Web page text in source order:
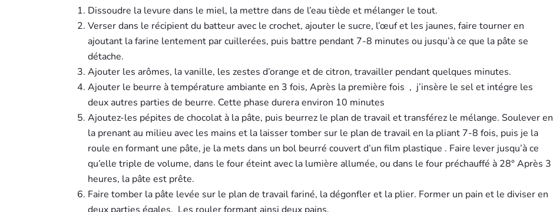
Dissoudre la levure dans le miel, la mettre dans de l’eau tiède et mélanger le tout.
Verser dans le récipient du batteur avec le crochet, ajouter le sucre, l’œuf et les jaunes, faire tourner en
ajoutant la farine lentement par cuillerées, puis battre pendant 7-8 minutes ou jusqu’à ce que la pâte se
détache.
Ajouter les arômes, la vanille, les zestes d’orange et de citron, travailler pendant quelques minutes.
Ajouter le beurre à température ambiante en 3 fois, Après la première fois , j’insère le sel et intégre les
deux autres parties de beurre. Cette phase durera environ 10 minutes
Ajoutez-les pépites de chocolat à la pâte, puis beurrez le plan de travail et transférez le mélange. Soulever en
la prenant au milieu avec les mains et la laisser tomber sur le plan de travail en la pliant 7-8 fois, puis je la
roule en formant une pâte, je la mets dans un bol beurré couvert d’un film plastique . Faire lever jusqu’à ce
qu’elle triple de volume, dans le four éteint avec la lumière allumée, ou dans le four préchauffé à 28° Après 3
heures, la pâte est prête.
Faire tomber la pâte levée sur le plan de travail fariné, la dégonfler et la plier. Former un pain et le diviser en